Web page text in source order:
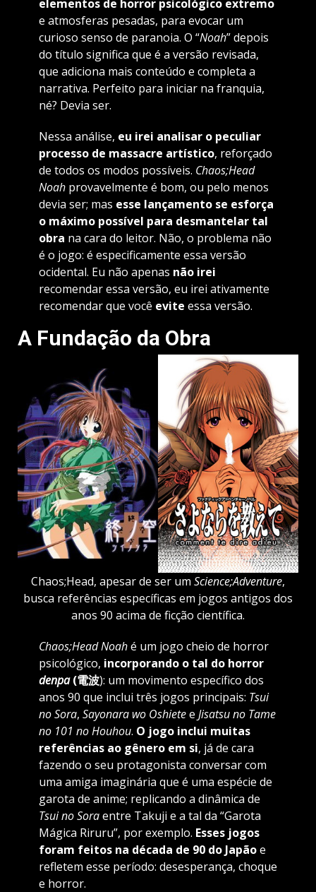
elementos de horror psicológico extremo
e atmosferas pesadas, para evocar um
curioso senso de paranoia. O “Noah” depois
do título significa que é a versão revisada,
que adiciona mais conteúdo e completa a
narrativa. Perfeito para iniciar na franquia,
né? Devia ser.
Nessa análise, eu irei analisar o peculiar
processo de massacre artístico, reforçado
de todos os modos possíveis. Chaos;Head
Noahprovavelmente é bom, ou pelo menos
devia ser; mas esse lançamento se esforça
o máximo possível para desmantelar tal
obra na cara do leitor. Não, o problema não
é o jogo: é especificamente essa versão
ocidental. Eu não apenas não irei
recomendar essa versão, eu irei ativamente
recomendar que você evite essa versão.
A Fundação da Obra
Chaos;Head, apesar de ser um Science;Adventure,
busca referências específicas em jogos antigos dos
anos 90 acima de ficção científica.
Chaos;Head Noahé um jogo cheio de horror
psicológico, incorporando o tal do horror
denpa(電波): um movimento específico dos
anos 90 que inclui três jogos principais: Tsui
no Sora, Sayonara wo Oshietee Jisatsu no Tame
no 101 no Houhou. O jogo inclui muitas
referências ao gênero em si, já de cara
fazendo o seu protagonista conversar com
uma amiga imaginária que é uma espécie de
garota de anime; replicando a dinâmica de
Tsui no Soraentre Takuji e a tal da “Garota
Mágica Riruru”, por exemplo. Esses jogos
foram feitos na década de 90 do Japãoe
refletem esse período: desesperança, choque
e horror.